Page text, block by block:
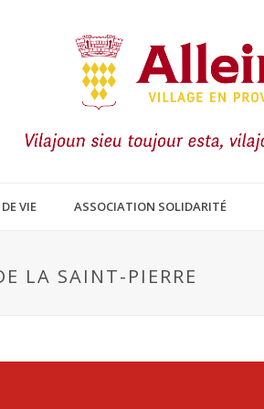
VIE ASSOCIATION SOLIDARITÉ
LA SAINT-PIERRE